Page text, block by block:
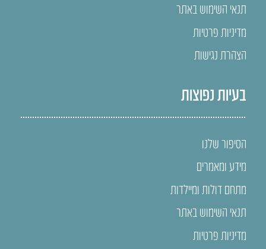
תנאי השימוש באתר
מדיניות פרטיות
הצהרת נגישות
בעיות נפוצות
הסיפור שלנו
מידע ומאמרים
מתחם דולות ומיילדות
תנאי השימוש באתר
מדיניות פרטיות